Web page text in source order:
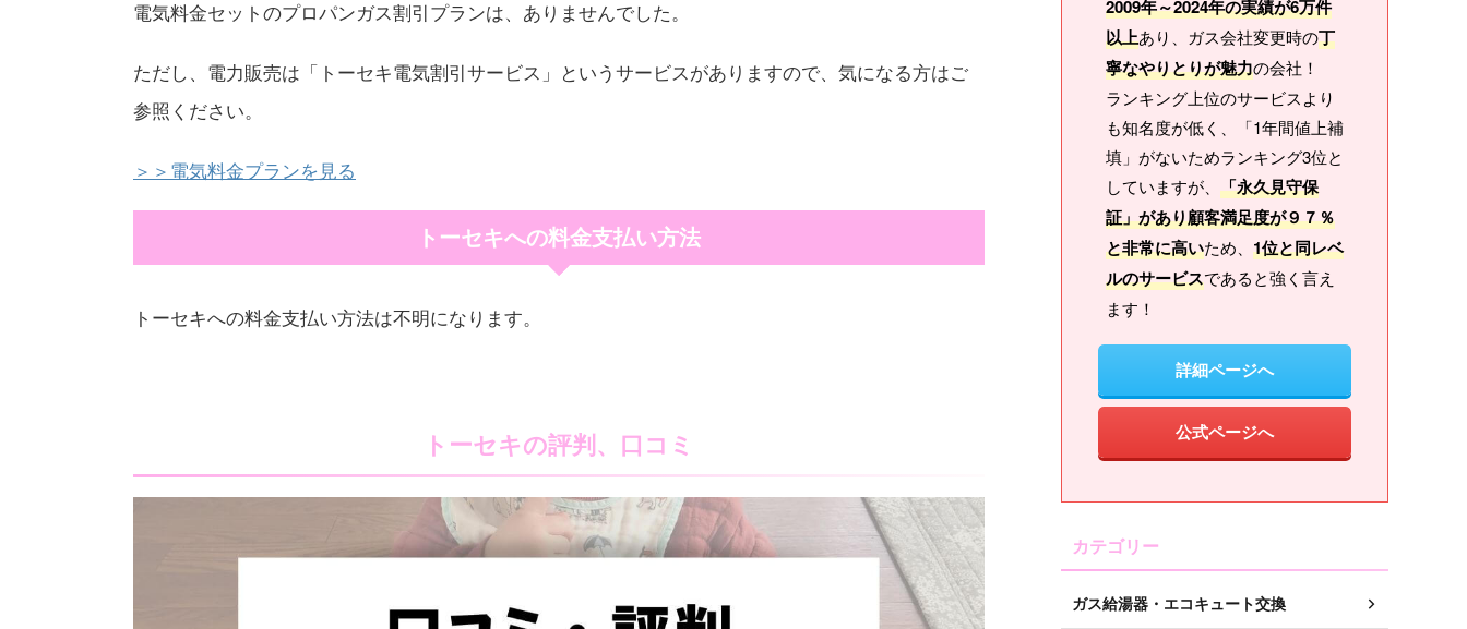
電気料金セットのプロパンガス割引プランは、ありませんでした。
ただし、電力販売は「トーセキ電気割引サービス」というサービスがありますので、気になる方はご
参照ください。
＞＞電気料金プランを見る
トーセキへの料金支払い方法
トーセキへの料金支払い方法は不明になります。
トーセキの評判、口コミ
2009年～2024年の実績が6万件
以上あり、ガス会社変更時の丁
寧なやりとりが魅力の会社！
ランキング上位のサービスより
も知名度が低く、「1年間値上補
填」がないためランキング3位と
していますが、 「永久見守保
証」があり顧客満足度が９７％
と非常に高いため、 1位と同レベ
ルのサービスであると強く言え
ます！
詳細ページへ
公式ページへ
カテゴリー
ガス給湯器・エコキュート交換